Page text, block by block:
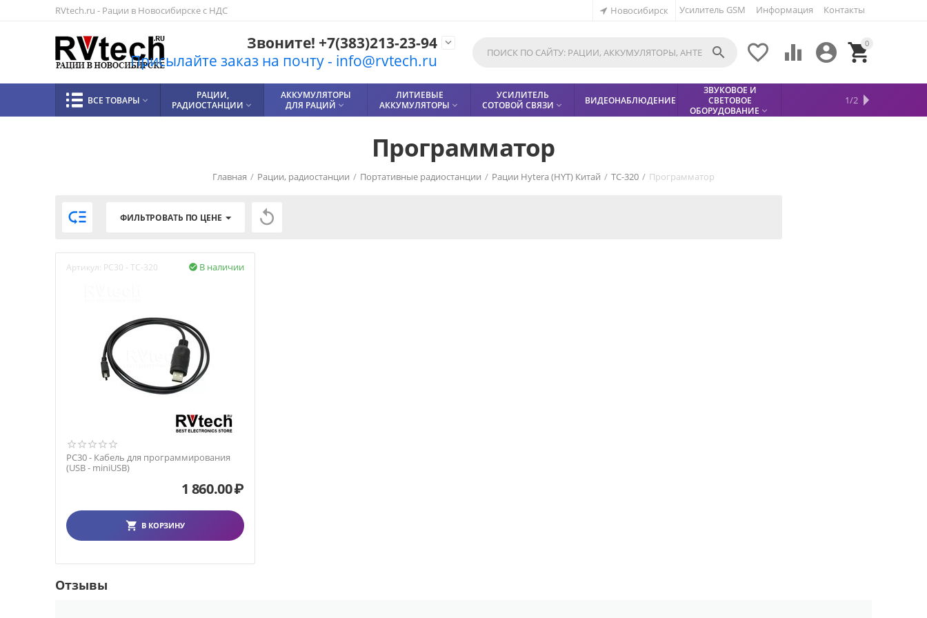
RVtech.ru - Рации в Новосибирске с НДС Усилитель GSM Информация Контакты
Новосибирск
Звоните! +7(383)213-23-94
Присылайте заказ на почту - info@rvtech.ru
 0


 

ВСЕ ТОВАРЫ 
РАЦИИ,
РАДИОСТАНЦИИ 
АККУМУЛЯТОРЫ
ДЛЯ РАЦИЙ 
ЛИТИЕВЫЕ
АККУМУЛЯТОРЫ 
УСИЛИТЕЛЬ
СОТОВОЙ СВЯЗИ  ВИДЕОНАБЛЮДЕНИЕ
ЗВУКОВОЕ И
СВЕТОВОЕ
ОБОРУДОВАНИЕ 
МЕТАЛЛОДЕТЕКТОР
СФИНКС (SPHINX)
БЕЗОПАСНОСТЬ 
КИСЛОТНЫЕ
АККУМУЛЯТОРЫ 
1/2
Программатор
Главная / Рации, радиостанции / Портативные радиостанции / Рации Hytera (HYT) Китай / TC-320 / Программатор
 ФИЛЬТРОВАТЬ ПО ЦЕНЕ 
Артикул: PC30 - TC-320 В наличии

PC30 - Кабель для программирования
(USB - miniUSB)
1 860.00₽
В КОРЗИНУ
Отзывы